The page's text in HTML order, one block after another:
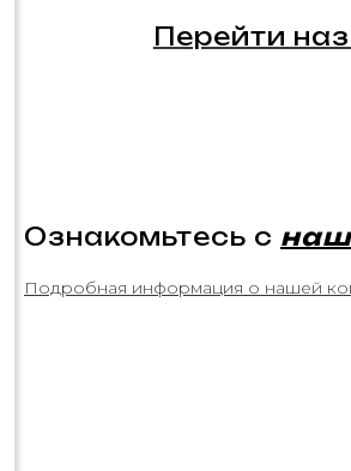
Перейти
Ознакомьтесь с
Подробная информация о нашей